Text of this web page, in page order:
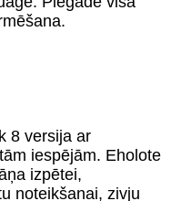
8 versija ar
iespējām. Eholote
izpētei,
noteikšanai, zivju